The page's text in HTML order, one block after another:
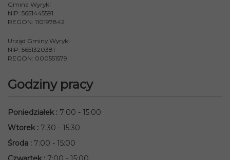
Gmina Wyryki
NIP: 5651445591
REGON: 110197842
Urząd Gminy Wyryki
NIP: 5651320381
REGON: 000551579
Godziny pracy
Poniedziałek: 7:00 - 15:00
Wtorek: 7:30 - 15:30
Środa : 7:00 - 15:00